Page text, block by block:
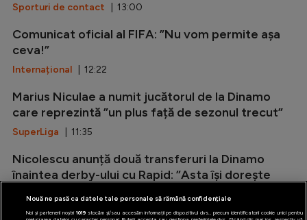
Sporturi de contact | 13:00
Comunicat oficial al FIFA: ”Nu vom permite așa
ceva!”
Internațional | 12:22
Marius Niculae a numit jucătorul de la Dinamo
care reprezintă ”un plus față de sezonul trecut”
SuperLiga | 11:35
Nicolescu anunță două transferuri la Dinamo
înaintea derby-ului cu Rapid: ”Asta își dorește
SuperLiga| 10:56
Nouă ne pasă ca datele tale personale să rămână confidențiale
Noi și partenerii noștri 1019stocăm și/sau accesăm informații pe dispozitivul dvs., precum identificatorii cookie unici pentru